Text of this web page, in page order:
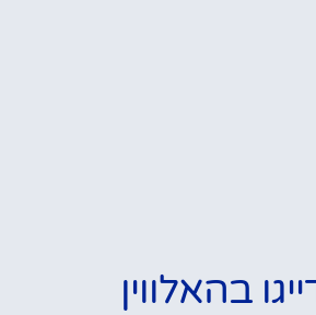
בהאלווין